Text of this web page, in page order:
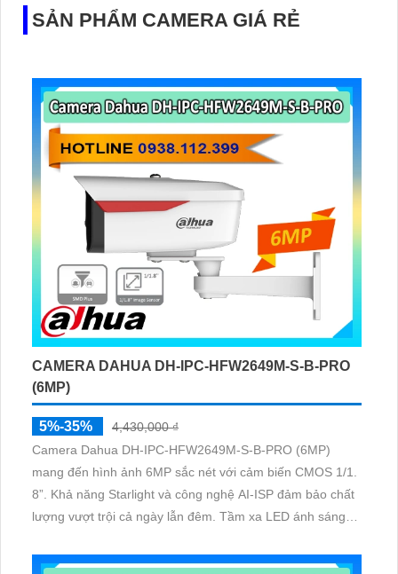
SẢN PHẨM CAMERA GIÁ RẺ
CAMERA DAHUA DH-IPC-HFW2649M-S-B-PRO
(6MP)
5%-35%
4,430,000 ₫
Camera Dahua DH-IPC-HFW2649M-S-B-PRO (6MP)
mang đến hình ảnh 6MP sắc nét với cảm biến CMOS 1/1.
8”. Khả năng Starlight và công nghệ AI-ISP đảm bảo chất
lượng vượt trội cả ngày lẫn đêm. Tầm xa LED ánh sáng